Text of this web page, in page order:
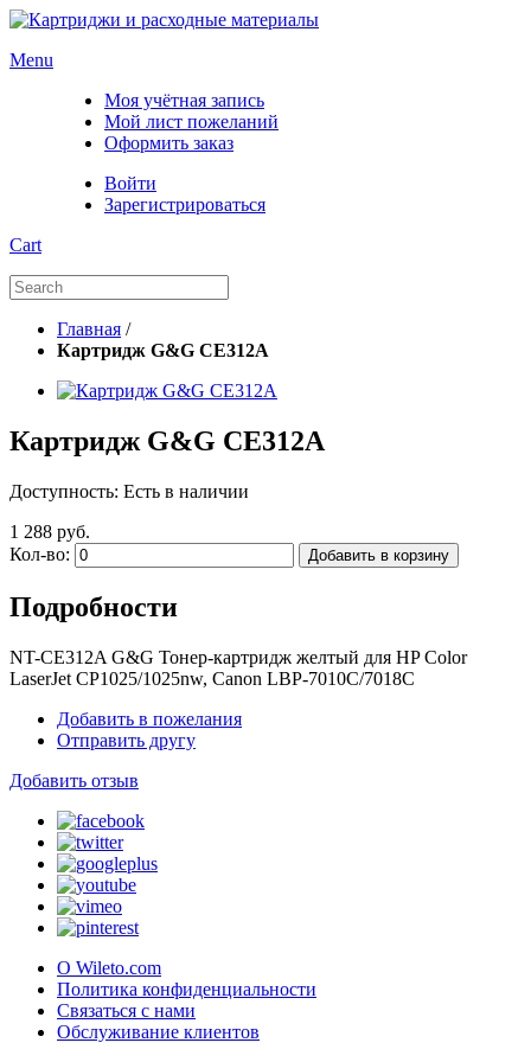
Menu
Моя учётная запись
Мой лист пожеланий
Оформить заказ
Войти
Зарегистрироваться
Cart
Главная /
Картридж G&G CE312A
Картридж G&G CE312A
Доступность: Есть в наличии
1 288 руб.
Кол-во:
Добавить в корзину
Подробности
NT-CE312A G&G Тонер-картридж желтый для HP Color
LaserJet CP1025/1025nw, Canon LBP-7010C/7018C
Добавить в пожелания
Отправить другу
Добавить отзыв
О Wileto.com
Политика конфиденциальности
Связаться с нами
Обслуживание клиентов